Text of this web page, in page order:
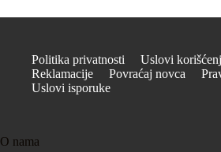
Politika privatnosti
Uslovi
Reklamacije
Povraćaj novca
Uslovi isporuke
O nama